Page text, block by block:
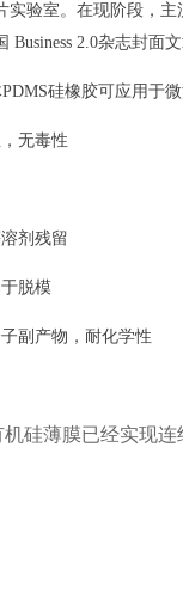
实验室。在现阶段，
Business 2.0杂志封面
PDMS硅橡胶可应用于
无毒性
剂残留
脱模
副产物，耐化学性
硅薄膜已经实现